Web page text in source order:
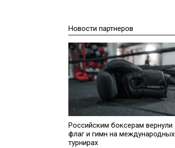
Новости партнеров
Российским боксерам вернули
флаг и гимн на международных
турнирах